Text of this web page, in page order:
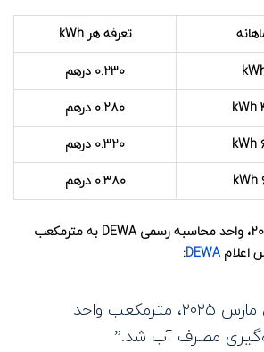
تعرفه هر kWh
۰.۲۳۰ درهم
۰.۲۸۰ درهم
۰.۳۲۰ درهم
۰.۳۸۰ درهم
برای آب هم از مارس ۲۰۲۵، واحد محاسبه رسمی DEWA به مترمکعب
اعلام DEWA
:
“از چرخه قبض مارس ۲۰۲۵، مترمکعب واحد
مصرف آب شد.”